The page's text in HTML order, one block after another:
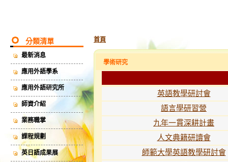
分類清單
最新消息
應用外語學系
應用外語研究所
師資介紹
業務職掌
課程規劃
英日語成果展
首頁
學術研究
英語教學研討會
語言學研習營
九年一貫深耕計畫
人文典籍研讀會
師範大學英語教學研討會